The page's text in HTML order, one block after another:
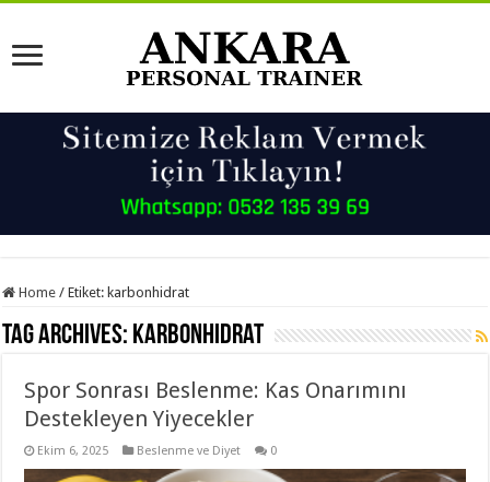
Home / Etiket: karbonhidrat
Tag Archives: karbonhidrat
Spor Sonrası Beslenme: Kas Onarımını
Destekleyen Yiyecekler
Ekim 6, 2025 Beslenme ve Diyet 0